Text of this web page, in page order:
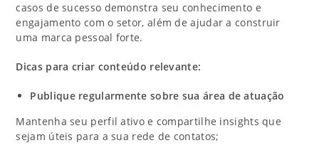
casos de sucesso demonstra seu conhecimento e
engajamento com o setor, além de ajudar a construir
uma marca pessoal forte.
Dicas para criar conteúdo relevante:
Publique regularmente sobre sua área de atuação
Mantenha seu perfil ativo e compartilhe insights que
sejam úteis para a sua rede de contatos;